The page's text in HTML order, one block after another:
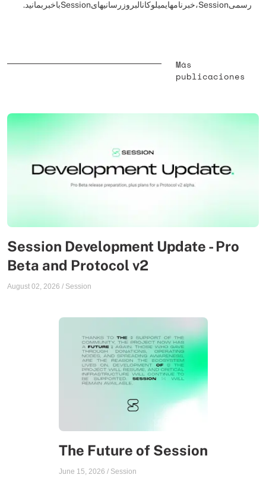
رسمیSession،خبرنامهایمیلوکانالبروزرسانیهایSessionباخبربمانید.
Más
publicaciones
Session Development Update - Pro
Beta and Protocol v2
August 02, 2026 / Session
The Future of Session
June 15, 2026 / Session